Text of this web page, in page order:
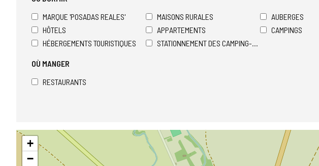
MARQUE 'POSADAS REALES'
MAISONS RURALES AUBERGES
HÔTELS
APPARTEMENTS CAMPINGS
HÉBERGEMENTS TOURISTIQUES
STATIONNEMENT DES CAMPING-CARS
OÙ MANGER
RESTAURANTS
Sauter
+
−